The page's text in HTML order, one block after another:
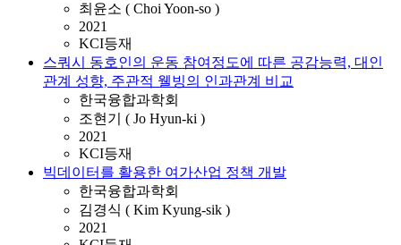
최윤소 ( Choi Yoon-so )
2021
KCI등재
스쿼시 동호인의 운동 참여정도에 따른 공감능력, 대인
관계 성향, 주관적 웰빙의 인과관계 비교
한국융합과학회
조현기 ( Jo Hyun-ki )
2021
KCI등재
빅데이터를 활용한 여가산업 정책 개발
한국융합과학회
김경식 ( Kim Kyung-sik )
2021